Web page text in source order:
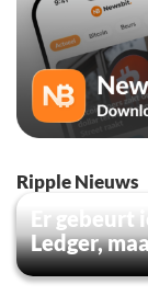
Ripple Nieuws
Er gebeurt
Ledger,